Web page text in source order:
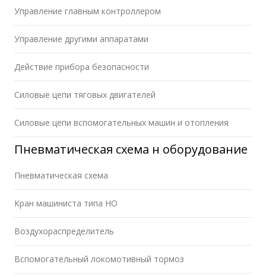
Управление главным контроллером
Управление другими аппаратами
Действие прибора безопасности
Силовые цепи тяговых двигателей
Силовые цепи вспомогательных машин и отопления
Пневматическая схема н оборудование
Пневматическая схема
Кран машиниста типа НО
Воздухораспределитель
Вспомогательный локомотивный тормоз